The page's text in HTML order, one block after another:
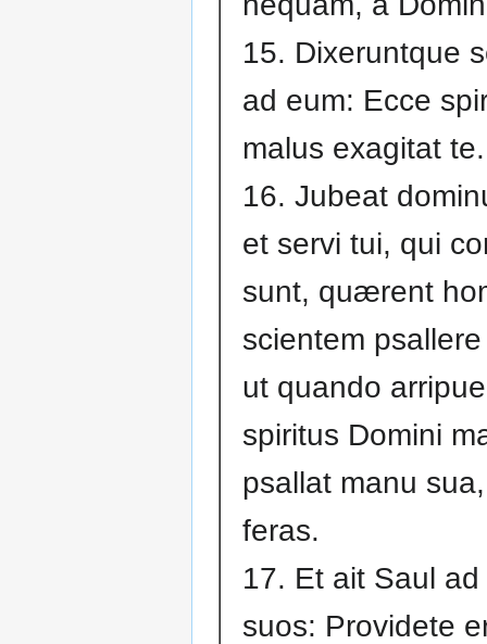
15. Dixeruntque
ad eum: Ecce
malus exagitat te.
16. Jubeat
et servi tui, qui
sunt, quærent
scientem
ut quando
spiritus Domini
psallat manu
feras.
17. Et ait Saul
suos: Providete